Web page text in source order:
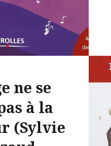
ne se
à la
(Sylvie